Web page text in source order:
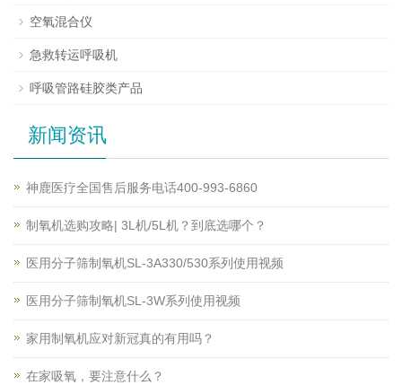
空氧混合仪
急救转运呼吸机
呼吸管路硅胶类产品
新闻资讯
神鹿医疗全国售后服务电话400-993-6860
制氧机选购攻略| 3L机/5L机？到底选哪个？
医用分子筛制氧机SL-3A330/530系列使用视频
医用分子筛制氧机SL-3W系列使用视频
家用制氧机应对新冠真的有用吗？
在家吸氧，要注意什么？